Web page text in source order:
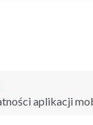
aplikacji